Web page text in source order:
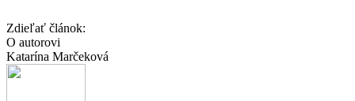
Zdieľať článok:
O autorovi
Katarína Marčeková